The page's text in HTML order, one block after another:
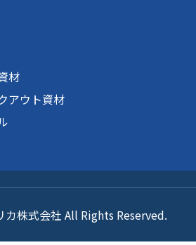
材
アウト資材
株式会社 All Rights Reserved.